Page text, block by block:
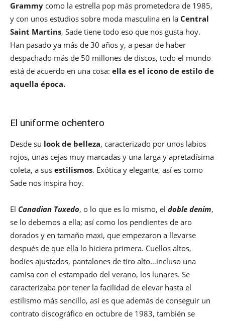
Grammy como la estrella pop más prometedora de 1985,
y con unos estudios sobre moda masculina en la Central
Saint Martins, Sade tiene todo eso que nos gusta hoy.
Han pasado ya más de 30 años y, a pesar de haber
despachado más de 50 millones de discos, todo el mundo
está de acuerdo en una cosa: ella es el icono de estilo de
aquella época.
El uniforme ochentero
Desde su look de belleza, caracterizado por unos labios
rojos, unas cejas muy marcadas y una larga y apretadísima
coleta, a sus estilismos. Exótica y elegante, así es como
Sade nos inspira hoy.
El Canadian Tuxedo, o lo que es lo mismo, el doble denim,
se lo debemos a ella; así como los pendientes de aro
dorados y en tamaño maxi, que empezaron a llevarse
después de que ella lo hiciera primera. Cuellos altos,
bodies ajustados, pantalones de tiro alto…incluso una
camisa con el estampado del verano, los lunares. Se
caracterizaba por tener la facilidad de elevar hasta el
estilismo más sencillo, así es que además de conseguir un
contrato discográfico en octubre de 1983, también se